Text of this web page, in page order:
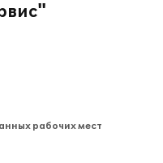
рабочих мест